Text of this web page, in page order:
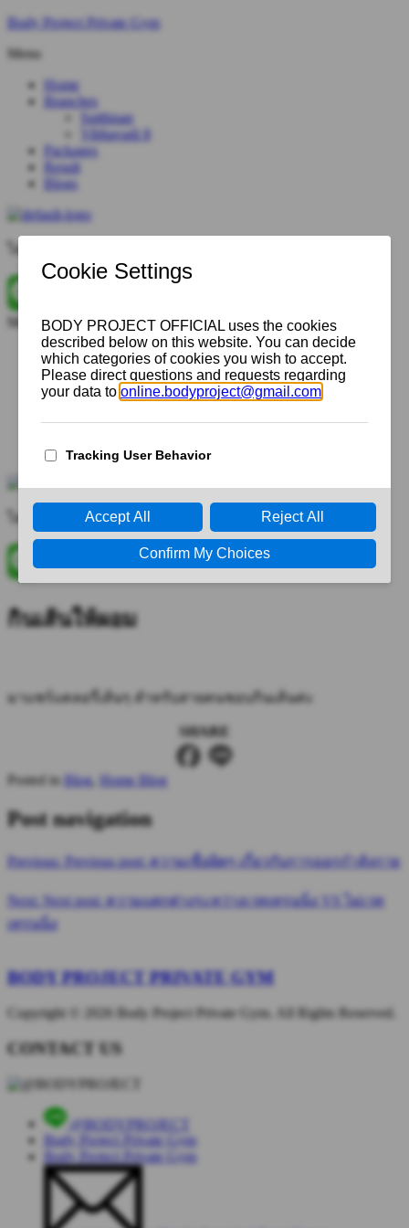
Body Project Private Gym
Menu
Home
Branches
Sutthisan
Vibhavadi 8
Packages
Result
Blogs
ไลน์
Menu
Home
Branches
Sutthisan
Vibhavadi 8
Packages
Blogs
ไลน์ @BODYPROJECT
กินเส้นให้ผอม
มาแชร์แคลอรี่เส้นๆ สำหรับสายคนชอบกินเส้นค่ะ
SHARE
Posted in Blog, Home Blog
Post navigation
Previous: Previous post: ความเชื่อผิดๆ เกี่ยวกับการออกกำลังกาย
Next: Next post: ความแตกต่างระหว่างเวทเทรนนิ่ง VS ไม่เวท
เทรนนิ่ง
BODY PROJECT PRIVATE GYM
Copyright © 2026 Body Project Private Gym. All Rights Reserved.
CONTACT US
@BODYPROJECT
Body Project Private Gym
Body Project Private Gym